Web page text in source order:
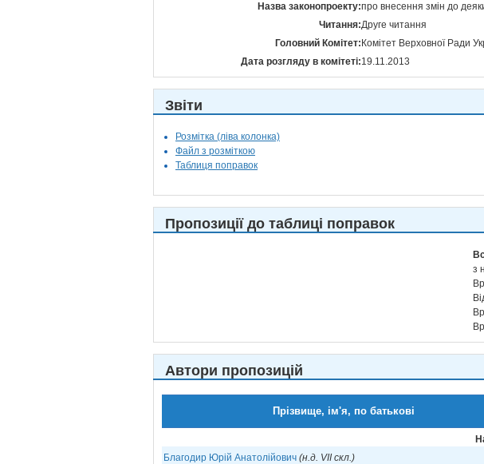
Назва законопроекту:про внесення змін до
Читання:Друге читання
Головний Комітет: Комітет Верховної Ради
Дата розгляду в комітеті:19.11.2013
Звіти
Розмітка (ліва колонка)
Файл з розміткою
Таблиця поправок
Пропозиції до таблиці поправок
з
Автори пропозицій
Прізвище, ім'я, по батькові
Благодир Юрій Анатолійович (н.д. VII скл.)